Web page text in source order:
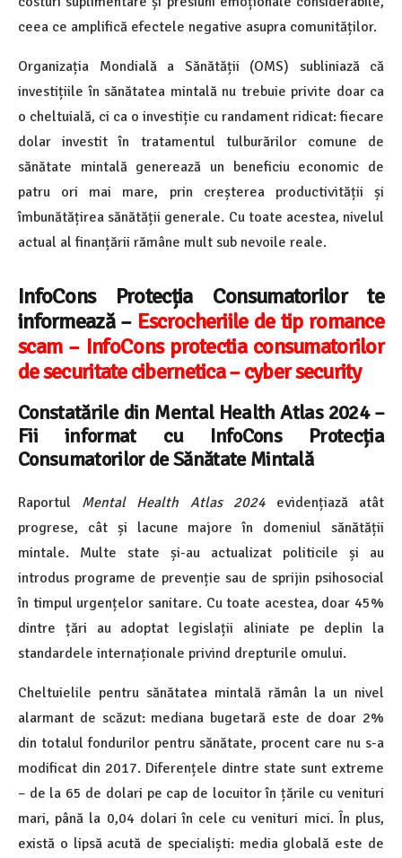
ceea ce amplifică efectele negative asupra comunităților.
Organizația Mondială a Sănătății (OMS) subliniază că
investițiile în sănătatea mintală nu trebuie privite doar ca
o cheltuială, ci ca o investiție cu randament ridicat: fiecare
dolar investit în tratamentul tulburărilor comune de
sănătate mintală generează un beneficiu economic de
patru ori mai mare, prin creșterea productivității și
îmbunătățirea sănătății generale. Cu toate acestea, nivelul
actual al finanțării rămâne mult sub nevoile reale.
InfoCons Protecția Consumatorilor te
informează – Escrocheriile de tip romance
scam – InfoCons protectia consumatorilor
de securitate cibernetica – cyber security
Constatările din Mental Health Atlas 2024 –
Fii informat cu InfoCons Protecția
Consumatorilor de Sănătate Mintală
Raportul Mental Health Atlas 2024evidențiază atât
progrese, cât și lacune majore în domeniul sănătății
mintale. Multe state și-au actualizat politicile și au
introdus programe de prevenție sau de sprijin psihosocial
în timpul urgențelor sanitare. Cu toate acestea, doar 45%
dintre țări au adoptat legislații aliniate pe deplin la
standardele internaționale privind drepturile omului.
Cheltuielile pentru sănătatea mintală rămân la un nivel
alarmant de scăzut: mediana bugetară este de doar 2%
din totalul fondurilor pentru sănătate, procent care nu s-a
modificat din 2017. Diferențele dintre state sunt extreme
– de la 65 de dolari pe cap de locuitor în țările cu venituri
mari, până la 0,04 dolari în cele cu venituri mici. În plus,
există o lipsă acută de specialiști: media globală este de